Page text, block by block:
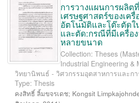
การวางแผนการผลิต
เศรษฐศาสตร์ของเค
อัตโนมัติและโต๊ะตัด
และตัด:กรณีที่มีเครื่อ
หลายขนาด
Collection: Theses
Industrial Engineering &
วิทยานิพนธ์ - วิศวกรรมอุตสาหการและกา
Type: Thesis
คงสิทธิ์ ลิ้มขจรเดช; Kongsit